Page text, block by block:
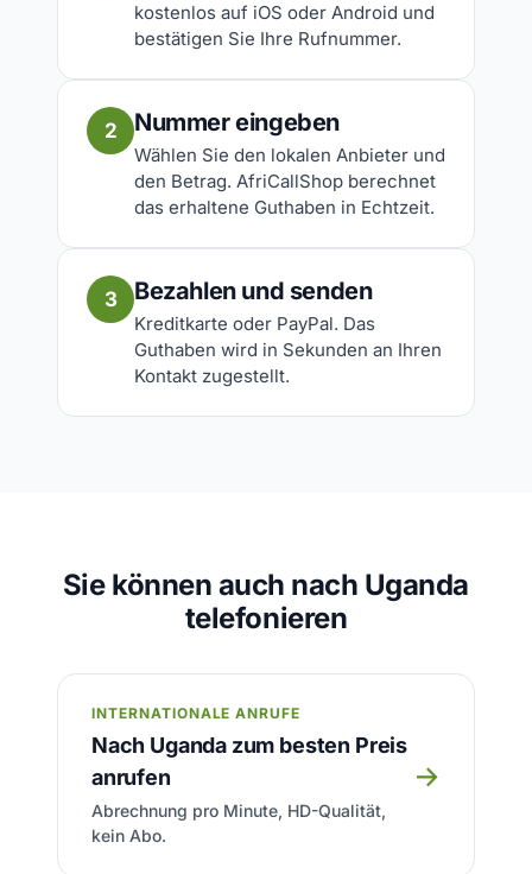
kostenlos auf iOS oder Android und
bestätigen Sie Ihre Rufnummer.
2 Nummer eingeben
Wählen Sie den lokalen Anbieter und
den Betrag. AfriCallShop berechnet
das erhaltene Guthaben in Echtzeit.
3 Bezahlen und senden
Kreditkarte oder PayPal. Das
Guthaben wird in Sekunden an Ihren
Kontakt zugestellt.
Sie können auch nach Uganda
telefonieren
INTERNATIONALE ANRUFE
Nach Uganda zum besten Preis
anrufen
Abrechnung pro Minute, HD-Qualität,
kein Abo.
→